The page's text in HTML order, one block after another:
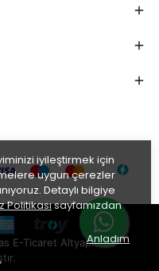
iyileştirmek için
uygun çerezler
Detaylı bilgiye
Politikasısayfamızdan
Anladım
E-Ticaret Altyapısı ile